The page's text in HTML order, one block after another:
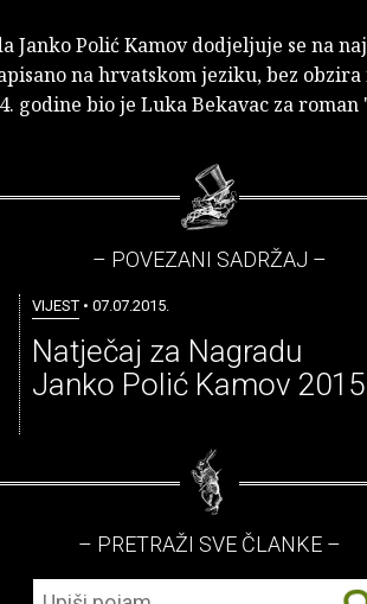
Janko Polić Kamov dodjeljuje se na
na hrvatskom jeziku, bez
godine bio je Luka Bekavac za roman
– POVEZANI SADRŽAJ –
VIJEST• 07.07.2015.
Natječaj za Nagradu
Janko Polić Kamov
– PRETRAŽI SVE ČLANKE –